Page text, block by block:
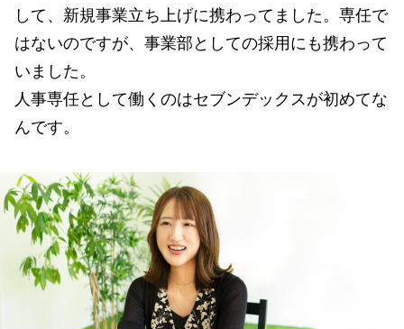
して、新規事業立ち上げに携わってました。専任で
はないのですが、事業部としての採用にも携わって
いました。
人事専任として働くのはセブンデックスが初めてな
んです。